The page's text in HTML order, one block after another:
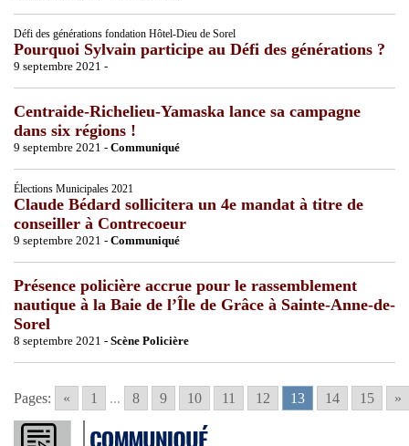
Défi des générations fondation Hôtel-Dieu de Sorel
Pourquoi Sylvain participe au Défi des générations ?
9 septembre 2021 -
Centraide-Richelieu-Yamaska lance sa campagne
dans six régions !
9 septembre 2021 - Communiqué
Élections Municipales 2021
Claude Bédard sollicitera un 4e mandat à titre de
conseiller à Contrecoeur
9 septembre 2021 - Communiqué
Présence policière accrue pour le rassemblement
nautique à la Baie de l’Île de Grâce à Sainte-Anne-de-
Sorel
8 septembre 2021 - Scène Policière
Pages: « 1 ... 8 9 10 11 12 13 14 15 »